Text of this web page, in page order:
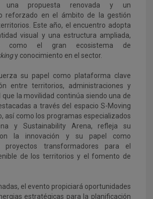
una propuesta renovada y un
reforzado en el ámbito de la gestión
Este año, el encuentro adopta
visual y una estructura ampliada,
como el gran ecosistema de
y conocimiento en el sector.
su papel como plataforma clave
entre territorios, administraciones y
que la movilidad continúa siendo una de
a través del espacio S-Moving
así como los programas especializados
y Sustainability Arena, refleja su
la innovación y su papel como
proyectos transformadores para el
de los territorios y el fomento de
el evento propiciará oportunidades
estratégicas para la planificación